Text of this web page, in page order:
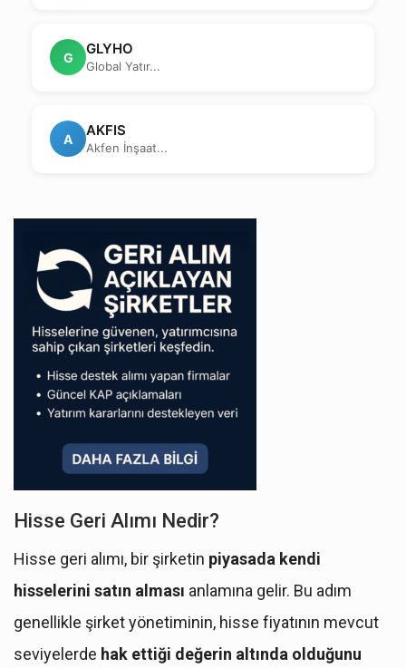
G
GLYHO
Global Yatır...
A
AKFIS
Akfen İnşaat...
Hisse Geri Alımı Nedir?
Hisse geri alımı, bir şirketin piyasada kendi
hisselerini satın alması anlamına gelir. Bu adım
genellikle şirket yönetiminin, hisse fiyatının mevcut
seviyelerde hak ettiği değerin altında olduğunu